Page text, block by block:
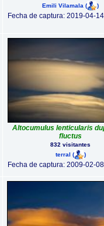
Emili Vilamala ( )
Fecha de captura: 2019-04-
Altocumulus lenticularis
fluctus
832 visitantes
terral ( )
Fecha de captura: 2009-02-